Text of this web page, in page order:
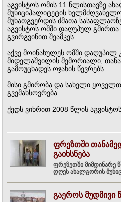
აგვისტოს ომის 11 წლისთავზე
მუნიციპალიტეტის
მუხათგვერდის ძმათა
აგვისტოს ომში დაღუპულ
გვირგვინით შეამკეს.
აქვე მოინახულეს ომში
მიდელაშვილის მემორიალი,
გამოუცხადეს ოჯახის წევრებს.
მისი გმირობა და სახელი
გვემახსოვრება.
ქედს ვიხრით 2008 წლის
ფრეზთში
გაიხსნება
ფრეზეთში მიმდინარე
დღეს ახალგორის
გაეროს მუდმივი